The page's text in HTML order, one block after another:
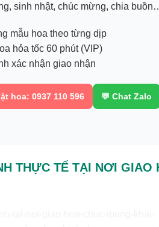
sinh nhật, chúc mừng, chia
mẫu hoa theo từng dịp
hỏa tốc 60 phút (VIP)
xác nhận giao nhận
hoa: 0937 110 596 💬 Chat Zalo
THỰC TẾ TẠI NƠI GIAO